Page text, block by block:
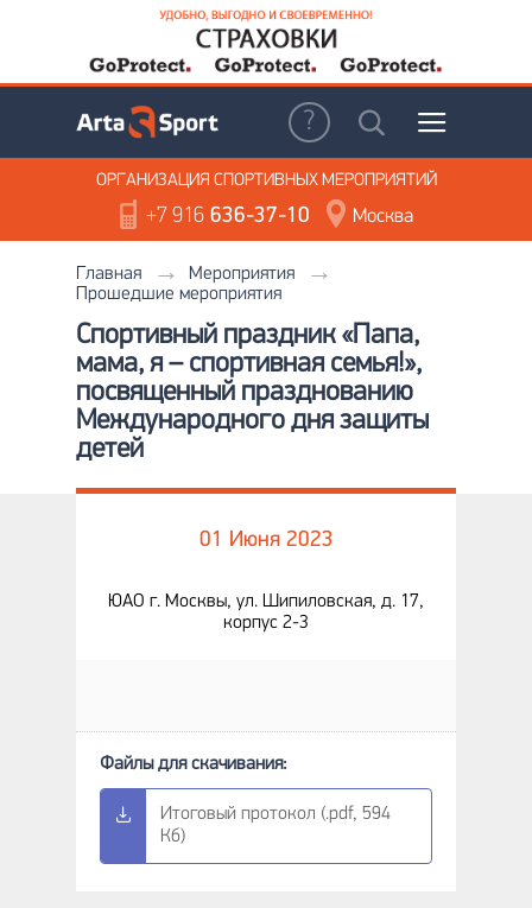
ОРГАНИЗАЦИЯ СПОРТИВНЫХ МЕРОПРИЯТИЙ
+7 916636-37-10 Москва
Главная
Мероприятия
Прошедшие мероприятия
Спортивный праздник «Папа,
мама, я – спортивная семья!»,
посвященный празднованию
Международного дня защиты
детей
01 Июня 2023
ЮАО г. Москвы, ул. Шипиловская, д. 17,
корпус 2-3
Итоговый протокол (.pdf, 594
Кб)